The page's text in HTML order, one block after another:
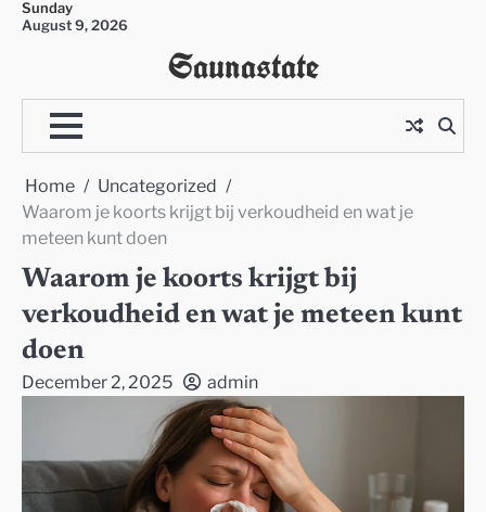
SkipSunday
August 9, 2026
Saunastate
Home
Uncategorized
Waarom je koorts krijgt bij verkoudheid en wat je
meteen kunt doen
Waarom je koorts krijgt bij
verkoudheid en wat je meteen kunt
doen
December 2, 2025 admin